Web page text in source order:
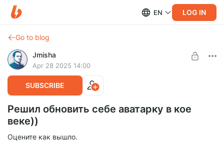
EN LOG IN
Go to blog
Jmisha
Apr 28 2025 14:00
SUBSCRIBE
Решил обновить себе аватарку в кое
веке))
Оцените как вышло.